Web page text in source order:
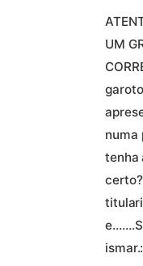
UM
numa
tenha